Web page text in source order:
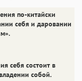
по-китайски
себя и даровании
себя состоит в
собой.